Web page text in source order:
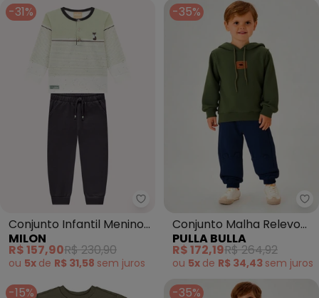
-31%
Milon - Conjunto Infantil
Conjunto Infantil Menino
Listras (Verde)
MILON
R$ 157,90R$ 230,90
ou 5x de R$ 31,58 sem juros
-35%
Conjunto Malha Relevo
(Verde)
PULLA BULLA
R$ 172,19R$ 264,92
ou 5x de R$ 34,43 sem juros
-15% -35%